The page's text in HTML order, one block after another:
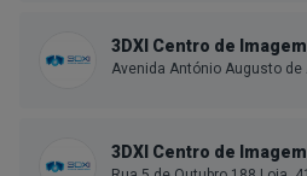
3DXI Centro de
Avenida António Augusto de
3DXI Centro de